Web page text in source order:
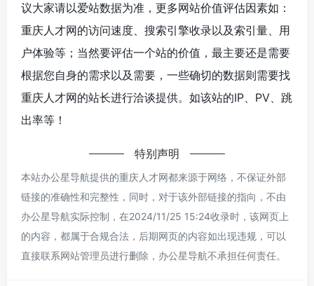
议大家请以爱站数据为准，更多网站价值评估因素如：
重庆人才网的访问速度、搜索引擎收录以及索引量、用
户体验等；当然要评估一个站的价值，最主要还是需要
根据您自身的需求以及需要，一些确切的数据则需要找
重庆人才网的站长进行洽谈提供。如该站的IP、PV、跳
出率等！
特别声明
本站办公星导航提供的重庆人才网都来源于网络，不保证外部
链接的准确性和完整性，同时，对于该外部链接的指向，不由
办公星导航实际控制，在2024/11/25 15:24收录时，该网页上
的内容，都属于合规合法，后期网页的内容如出现违规，可以
直接联系网站管理员进行删除，办公星导航不承担任何责任。